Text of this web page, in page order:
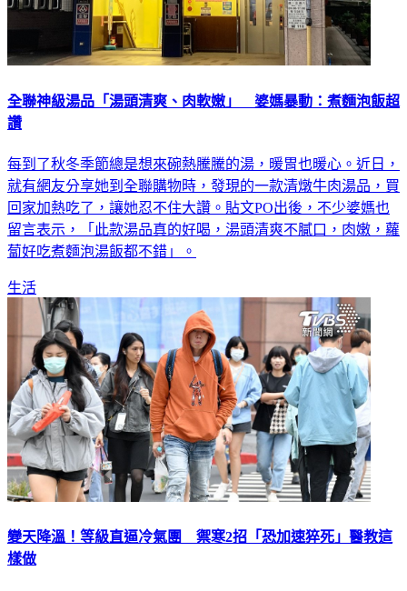
全聯神級湯品「湯頭清爽、肉軟嫩」 婆媽暴動：煮麵泡飯超
讚
每到了秋冬季節總是想來碗熱騰騰的湯，暖胃也暖心。近日，
就有網友分享她到全聯購物時，發現的一款清燉牛肉湯品，買
回家加熱吃了，讓她忍不住大讚。貼文PO出後，不少婆媽也
留言表示，「此款湯品真的好喝，湯頭清爽不膩口，肉嫩，蘿
蔔好吃煮麵泡湯飯都不錯」。
生活
變天降溫！等級直逼冷氣團 禦寒2招「恐加速猝死」醫教這
樣做